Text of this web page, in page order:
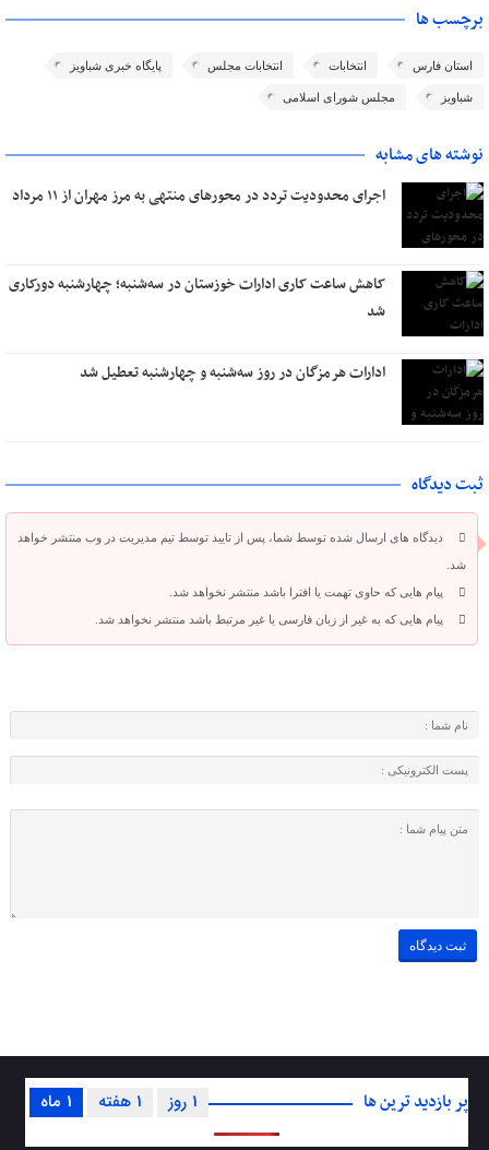
برچسب ها
استان فارس انتخابات انتخابات مجلس پایگاه خبری شباویز
شباویز مجلس شورای اسلامی
نوشته های مشابه
اجرای محدودیت تردد در محورهای منتهی به مرز مهران از ۱۱ مرداد
کاهش ساعت کاری ادارات خوزستان در سه‌شنبه؛ چهارشنبه دورکاری
شد
ادارات هرمزگان در روز سه‌شنبه و چهارشنبه تعطیل شد
ثبت دیدگاه
دیدگاه های ارسال شده توسط شما، پس از تایید توسط تیم مدیریت در وب منتشر خواهد
شد.
پیام هایی که حاوی تهمت یا افترا باشد منتشر نخواهد شد.
پیام هایی که به غیر از زبان فارسی یا غیر مرتبط باشد منتشر نخواهد شد.
پر بازدید ترین ها 1 ماه 1 هفته 1 روز